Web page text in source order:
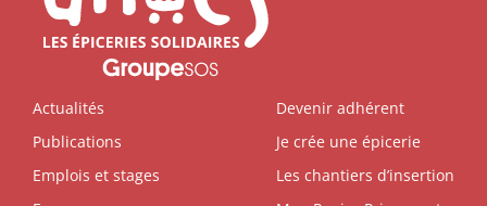
Actualités
Publications
Emplois et stages
Devenir adhérent
Je crée une épicerie
Les chantiers d’insertion